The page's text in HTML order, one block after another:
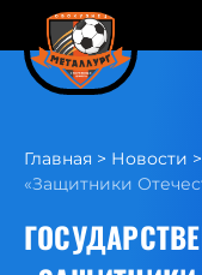
Главная > Новости >
«Защитники